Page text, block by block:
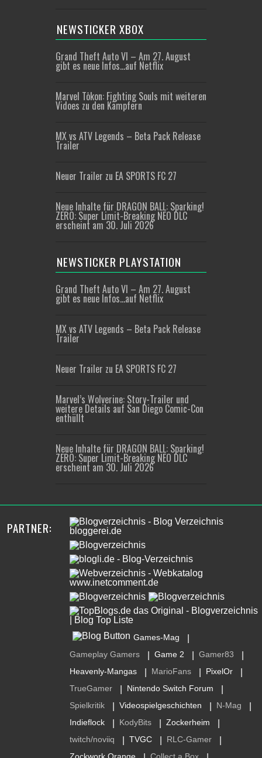
NEWSTICKER XBOX
Grand Theft Auto VI – Am 27. August
gibt es neue Infos…auf Netflix
Marvel Tōkon: Fighting Souls mit weiteren
Vidoes zu den Kämpfern
MX vs ATV Legends – Beta Pack Release
Trailer
Neuer Trailer zu EA SPORTS FC 27
Neue Inhalte für DRAGON BALL: Sparking!
ZERO: Super Limit-Breaking NEO DLC
erscheint am 30. Juli 2026
NEWSTICKER PLAYSTATION
Grand Theft Auto VI – Am 27. August
gibt es neue Infos…auf Netflix
MX vs ATV Legends – Beta Pack Release
Trailer
Neuer Trailer zu EA SPORTS FC 27
Marvel’s Wolverine: Story-Trailer und
weitere Details auf San Diego Comic-Con
enthüllt
Neue Inhalte für DRAGON BALL: Sparking!
ZERO: Super Limit-Breaking NEO DLC
erscheint am 30. Juli 2026
PARTNER:
Games-Mag
Gameplay Gamers Game 2 Gamer83
Heavenly-Mangas MarioFans PixelOr
TrueGamer Nintendo Switch Forum
Spielkritik Videospielgeschichten N-Mag
Indieflock KodyBits Zockerheim
twitch/noviiq TVGC RLC-Gamer